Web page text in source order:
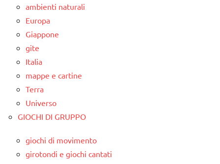
ambienti naturali
Europa
Giappone
gite
Italia
mappe e cartine
Terra
Universo
GIOCHI DI GRUPPO
giochi di movimento
girotondi e giochi cantati